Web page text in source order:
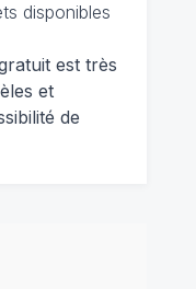
disponibles
est très
et
de